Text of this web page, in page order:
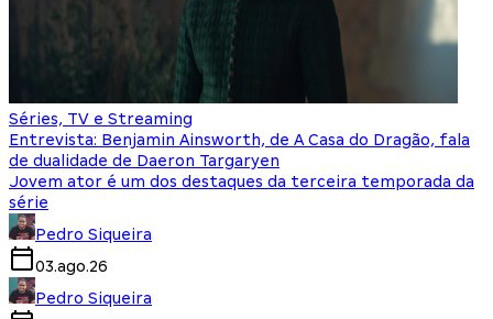
Séries, TV e Streaming
Entrevista: Benjamin Ainsworth, de A Casa do Dragão, fala
de dualidade de Daeron Targaryen
Jovem ator é um dos destaques da terceira temporada da
série
Pedro Siqueira
03.ago.26
Pedro Siqueira